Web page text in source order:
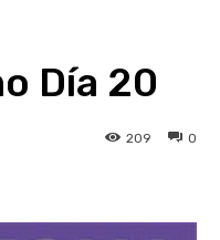
Día 20
0
209